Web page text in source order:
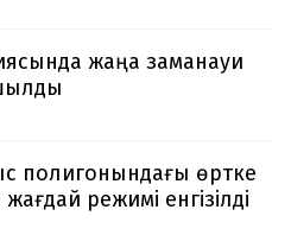
жаңа заманауи
полигонындағы өртке
режимі енгізілді